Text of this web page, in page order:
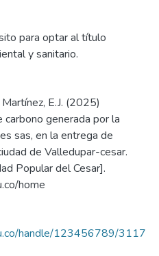
para optar al título
y sanitario.
E.J. (2025)
generada por la
sas, en la entrega de
de Valledupar-cesar.
Popular del Cesar].
home
handle/123456789/3117